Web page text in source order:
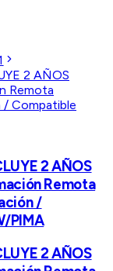
2 AÑOS
Remota
/
PIMA
2 AÑOS